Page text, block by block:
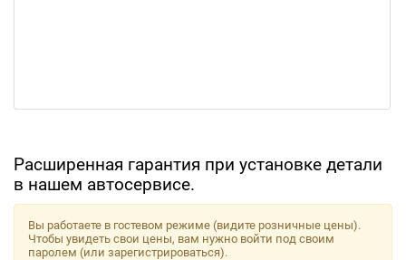
Расширенная гарантия при установке детали
в нашем автосервисе.
Вы работаете в гостевом режиме (видите розничные цены).
Чтобы увидеть свои цены, вам нужно войти под своим
паролем (или зарегистрироваться).